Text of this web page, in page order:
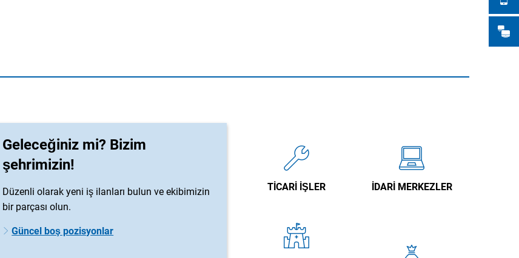
Geleceğiniz mi? Bizim
şehrimizin!
Düzenli olarak yeni iş ilanları bulun ve ekibimizin
bir parçası olun.
Güncel boş pozisyonlar
TICARI IŞLER İDARI MERKEZLER